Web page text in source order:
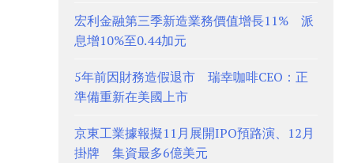
宏利金融第三季新造業務價值增長11% 派
息增10%至0.44加元
5年前因財務造假退市 瑞幸咖啡CEO：正
準備重新在美國上市
京東工業據報擬11月展開IPO預路演、12月
掛牌 集資最多6億美元